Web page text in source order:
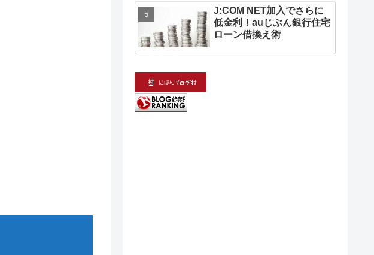
J:COM NET加入でさらに
低金利！auじぶん銀行住宅
ローン借換え術